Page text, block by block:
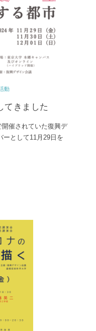
動
てきました
催されていた復興デ
ーとして11月29日を